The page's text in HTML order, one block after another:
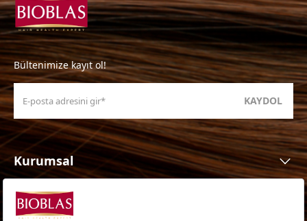
Bültenimize kayıt ol!
KAYDOL
Kurumsal
Ürünler
Ürün Ailesi